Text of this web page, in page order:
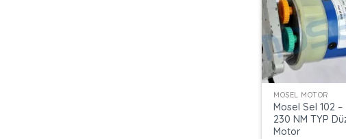
+
MOSEL MOTOR
Mosel Sel 102 –
230 NM TYP
Motor